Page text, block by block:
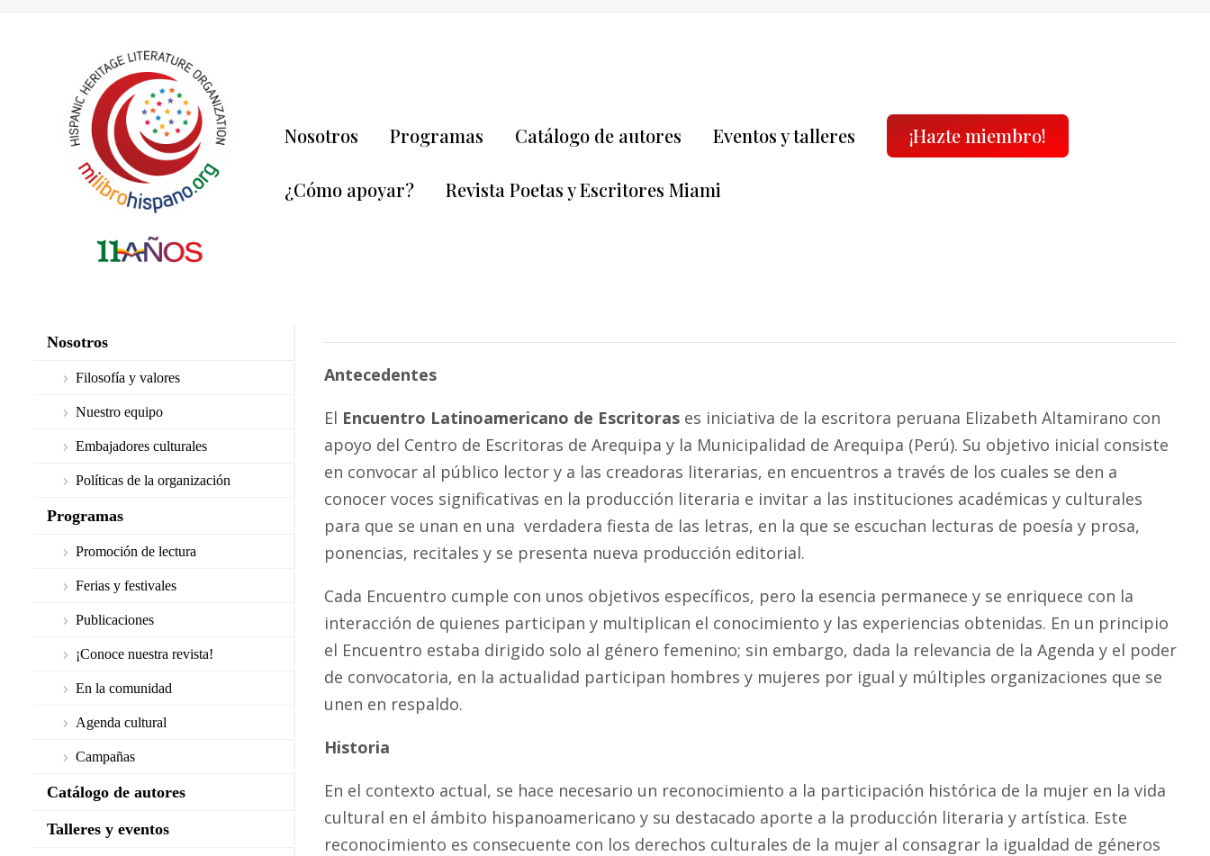
Nosotros Programas Catálogo de autores Eventos y talleres ¡Hazte miembro!
¿Cómo apoyar? Revista Poetas y Escritores Miami
Nosotros
Filosofía y valores
Nuestro equipo
Embajadores culturales
Políticas de la organización
Programas
Promoción de lectura
Ferias y festivales
Publicaciones
¡Conoce nuestra revista!
En la comunidad
Agenda cultural
Campañas
Catálogo de autores
Talleres y eventos
Antecedentes
El Encuentro Latinoamericano de Escritorases iniciativa de la escritora peruana Elizabeth Altamirano con
apoyo del Centro de Escritoras de Arequipa y la Municipalidad de Arequipa (Perú). Su objetivo inicial consiste
en convocar al público lector y a las creadoras literarias, en encuentros a través de los cuales se den a
conocer voces significativas en la producción literaria e invitar a las instituciones académicas y culturales
para que se unan en una verdadera fiesta de las letras, en la que se escuchan lecturas de poesía y prosa,
ponencias, recitales y se presenta nueva producción editorial.
Cada Encuentro cumple con unos objetivos específicos, pero la esencia permanece y se enriquece con la
interacción de quienes participan y multiplican el conocimiento y las experiencias obtenidas. En un principio
el Encuentro estaba dirigido solo al género femenino; sin embargo, dada la relevancia de la Agenda y el poder
de convocatoria, en la actualidad participan hombres y mujeres por igual y múltiples organizaciones que se
unen en respaldo.
Historia
En el contexto actual, se hace necesario un reconocimiento a la participación histórica de la mujer en la vida
cultural en el ámbito hispanoamericano y su destacado aporte a la producción literaria y artística. Este
reconocimiento es consecuente con los derechos culturales de la mujer al consagrar la igualdad de géneros